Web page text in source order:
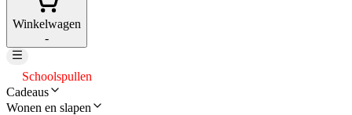
Winkelwagen
-
Schoolspullen
Cadeaus
Wonen en slapen